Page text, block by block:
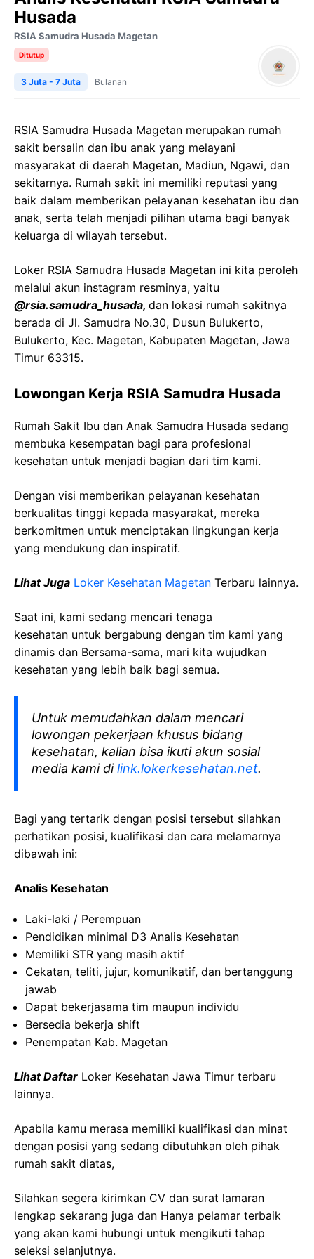
Husada
RSIA Samudra Husada Magetan
Ditutup
3 Juta - 7 Juta Bulanan
RSIA Samudra Husada Magetan merupakan rumah
sakit bersalin dan ibu anak yang melayani
masyarakat di daerah Magetan, Madiun, Ngawi, dan
sekitarnya. Rumah sakit ini memiliki reputasi yang
baik dalam memberikan pelayanan kesehatan ibu dan
anak, serta telah menjadi pilihan utama bagi banyak
keluarga di wilayah tersebut.
Loker RSIA Samudra Husada Magetan ini kita peroleh
melalui akun instagram resminya, yaitu
@rsia.samudra_husada, dan lokasi rumah sakitnya
berada di Jl. Samudra No.30, Dusun Bulukerto,
Bulukerto, Kec. Magetan, Kabupaten Magetan, Jawa
Timur 63315.
Lowongan Kerja RSIA Samudra Husada
Rumah Sakit Ibu dan Anak Samudra Husada sedang
membuka kesempatan bagi para profesional
kesehatan untuk menjadi bagian dari tim kami.
Dengan visi memberikan pelayanan kesehatan
berkualitas tinggi kepada masyarakat, mereka
berkomitmen untuk menciptakan lingkungan kerja
yang mendukung dan inspiratif.
Lihat Juga Loker Kesehatan Magetan Terbaru lainnya.
Saat ini, kami sedang mencari tenaga
kesehatan untuk bergabung dengan tim kami yang
dinamis dan Bersama-sama, mari kita wujudkan
kesehatan yang lebih baik bagi semua.
Untuk memudahkan dalam mencari
lowongan pekerjaan khusus bidang
kesehatan, kalian bisa ikuti akun sosial
media kami dilink.lokerkesehatan.net.
Bagi yang tertarik dengan posisi tersebut silahkan
perhatikan posisi, kualifikasi dan cara melamarnya
dibawah ini:
Analis Kesehatan
Laki-laki / Perempuan
Pendidikan minimal D3 Analis Kesehatan
Memiliki STR yang masih aktif
Cekatan, teliti, jujur, komunikatif, dan bertanggung
jawab
Dapat bekerjasama tim maupun individu
Bersedia bekerja shift
Penempatan Kab. Magetan
Lihat Daftar Loker Kesehatan Jawa Timur terbaru
lainnya.
Apabila kamu merasa memiliki kualifikasi dan minat
dengan posisi yang sedang dibutuhkan oleh pihak
rumah sakit diatas,
Silahkan segera kirimkan CV dan surat lamaran
lengkap sekarang juga dan Hanya pelamar terbaik
yang akan kami hubungi untuk mengikuti tahap
seleksi selanjutnya.